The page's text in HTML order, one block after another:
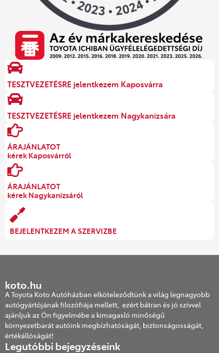
TESZTVEZETÉSRE jelentkezem Kaposvárra
TESZTVEZETÉSRE jelentkezem Nagykanizsára
ÁRAJÁNLATOT
kérek Kaposvárról
ÁRAJÁNLATOT
kérek Nagykanizsáról
BEJELENTKEZEM A SZERVIZBE
koto.hu
A Toyota Koto Autóházban elköteleződtünk a világ legnagyobb
autógyártójának filozófiája mellett, ezért bátran és jó szívvel
ajánljuk az Ön figyelmébe a kimagasló minőségű
környezetbarát autóink megbízhatóságát, biztonságosságát,
értékállóságát!
Legutóbbi bejegyzéseink